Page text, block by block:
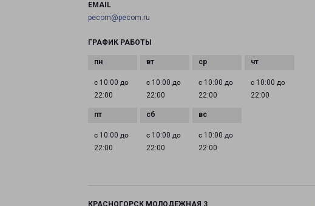
EMAIL
pecom@pecom.ru
ГРАФИК РАБОТЫ
с 10:00 до
22:00
с 10:00 до
22:00
с 10:00 до
22:00
с 10:00 до
22:00
с 10:00 до
22:00
с 10:00 до
22:00
с 10:00 до
22:00
КРАСНОГОРСК МОЛОДЕЖНАЯ 3